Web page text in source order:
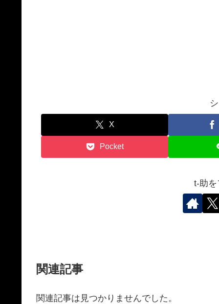
X
Pocket
t-助
関連記事
関連記事は見つかりませんでした。